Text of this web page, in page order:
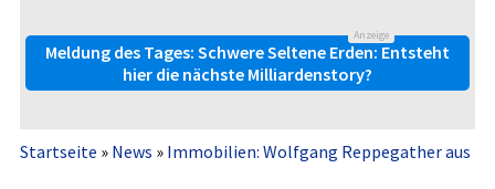
Anzeige
Meldung des Tages: Schwere Seltene Erden: Entsteht
hier die nächste Milliardenstory?
Startseite » News » Immobilien: Wolfgang Reppegather aus